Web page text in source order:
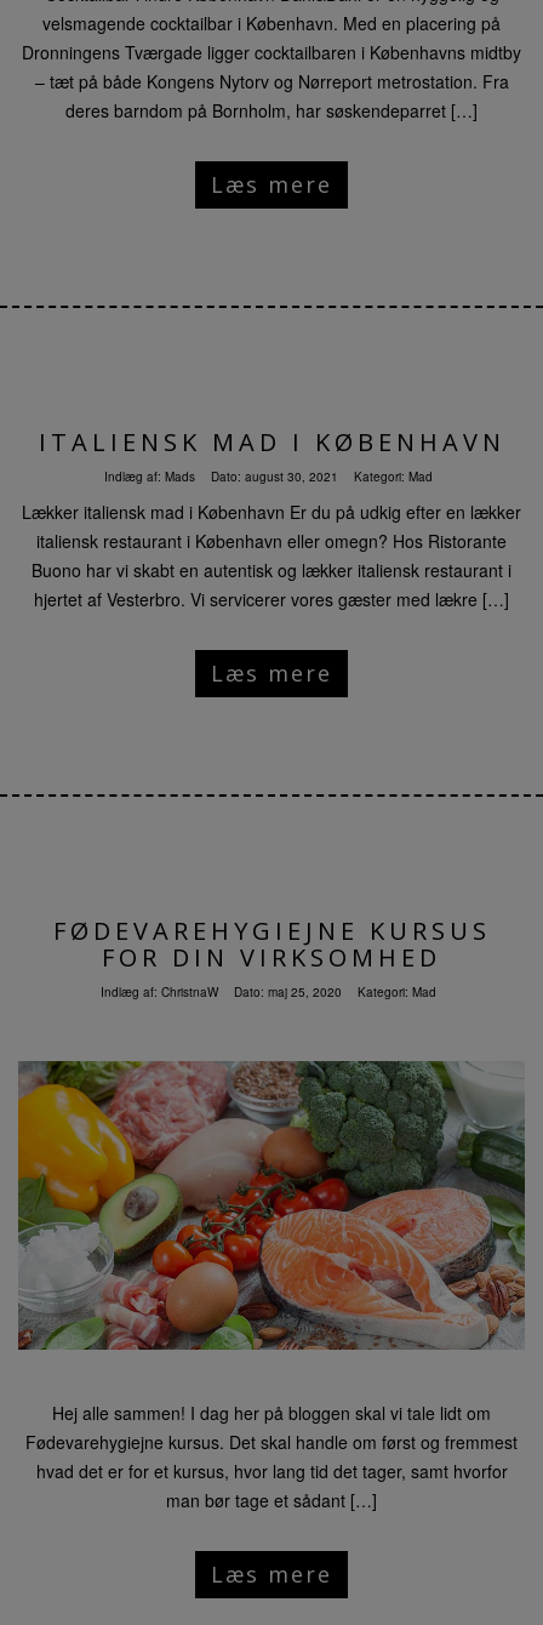
velsmagende cocktailbar i København. Med en placering på
Dronningens Tværgade ligger cocktailbaren i Københavns midtby
– tæt på både Kongens Nytorv og Nørreport metrostation. Fra
deres barndom på Bornholm, har søskendeparret […]
Læs mere
ITALIENSK MAD I KØBENHAVN
Indlæg af: Mads Dato: august 30, 2021 Kategori: Mad
Lækker italiensk mad i København Er du på udkig efter en lækker
italiensk restaurant i København eller omegn? Hos Ristorante
Buono har vi skabt en autentisk og lækker italiensk restaurant i
hjertet af Vesterbro. Vi servicerer vores gæster med lækre […]
Læs mere
FØDEVAREHYGIEJNE KURSUS
FOR DIN VIRKSOMHED
Indlæg af: ChristnaW Dato: maj 25, 2020 Kategori: Mad
Hej alle sammen! I dag her på bloggen skal vi tale lidt om
Fødevarehygiejne kursus. Det skal handle om først og fremmest
hvad det er for et kursus, hvor lang tid det tager, samt hvorfor
man bør tage et sådant […]
Læs mere